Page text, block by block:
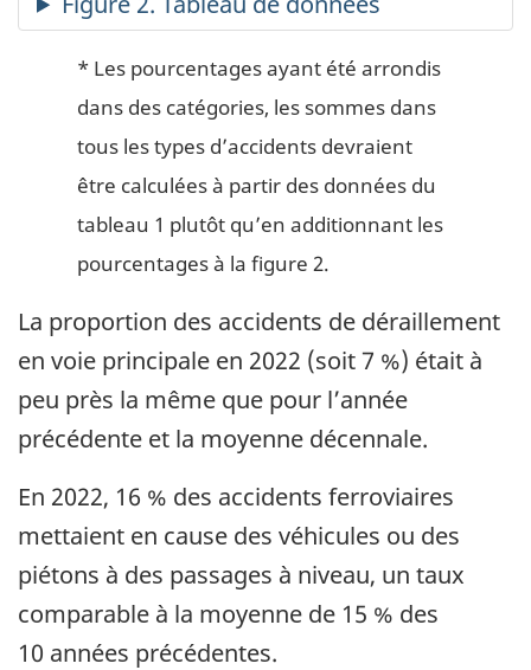
* Les pourcentages ayant été arrondis
dans des catégories, les sommes dans
tous les types d’accidents devraient
être calculées à partir des données du
tableau 1 plutôt qu’en additionnant les
pourcentages à la figure 2.
La proportion des accidents de déraillement
en voie principale en 2022 (soit 7 %) était à
peu près la même que pour l’année
précédente et la moyenne décennale.
En 2022, 16 % des accidents ferroviaires
mettaient en cause des véhicules ou des
piétons à des passages à niveau, un taux
comparable à la moyenne de 15 % des
10 années précédentes.